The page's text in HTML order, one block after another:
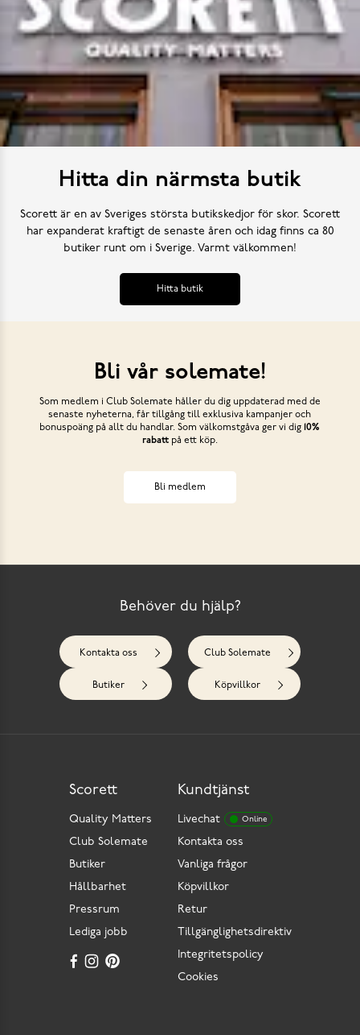
Hitta din närmsta butik
Scorett är en av Sveriges största butikskedjor för skor. Scorett
har expanderat kraftigt de senaste åren och idag finns ca 80
butiker runt om i Sverige. Varmt välkommen!
Hitta butik
Bli vår solemate!
Som medlem i Club Solemate håller du dig uppdaterad med de
senaste nyheterna, får tillgång till exklusiva kampanjer och
bonuspoäng på allt du handlar. Som välkomstgåva ger vi dig 10%
rabattpå ett köp.
Bli medlem
Behöver du hjälp?
Kontakta oss Club Solemate
Butiker Köpvillkor
Kundtjänst
Livechat Online
Kontakta oss
Vanliga frågor
Köpvillkor
Retur
Tillgänglighetsdirektiv
Integritetspolicy
Cookies
Scorett
Quality Matters
Club Solemate
Butiker
Hållbarhet
Pressrum
Lediga jobb